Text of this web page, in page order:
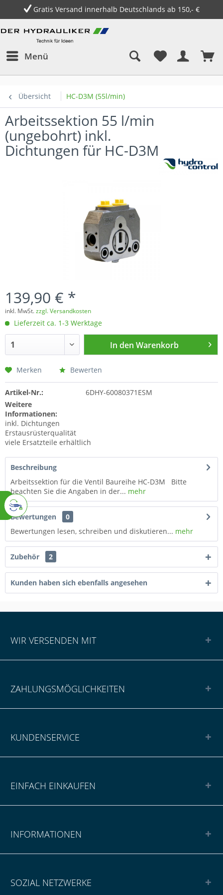
Gratis Versand innerhalb Deutschlands ab 150,- €
Menü
Übersicht HC-D3M (55l/min)
Arbeitssektion 55 l/min
(ungebohrt) inkl.
Dichtungen für HC-D3M
139,90 € *
inkl. MwSt.zzgl. Versandkosten
Lieferzeit ca. 1-3 Werktage
In den Warenkorb
Merken Bewerten
Artikel-Nr.:
6DHY-60080371ESM
Weitere
Informationen:
inkl. Dichtungen
Erstausrüsterqualität
viele Ersatzteile erhältlich
Beschreibung
Arbeitssektion für die Ventil Baureihe HC-D3M Bitte
beachten Sie die Angaben in der... mehr
Bewertungen
0
Bewertungen lesen, schreiben und diskutieren... mehr
Zubehör 2
Kunden haben sich ebenfalls angesehen
WIR VERSENDEN MIT
ZAHLUNGSMÖGLICHKEITEN
KUNDENSERVICE
EINFACH EINKAUFEN
INFORMATIONEN
SOZIAL NETZWERKE